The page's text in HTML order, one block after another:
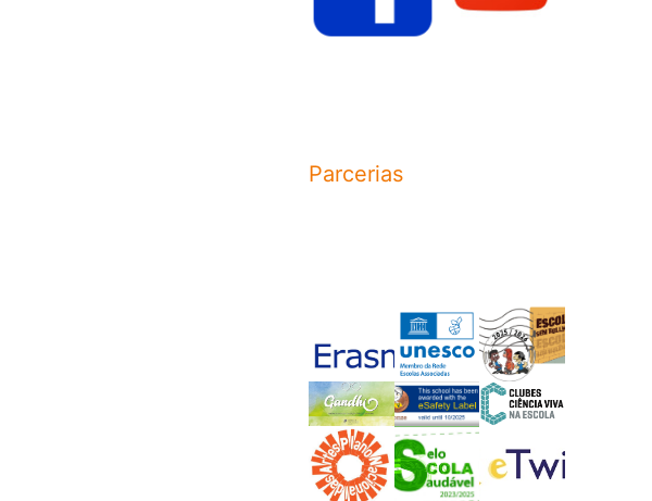
Parcerias